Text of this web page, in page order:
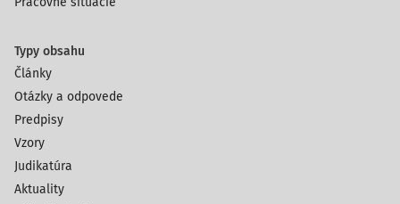
Typy obsahu
Články
Otázky a odpovede
Predpisy
Vzory
Judikatúra
Aktuality